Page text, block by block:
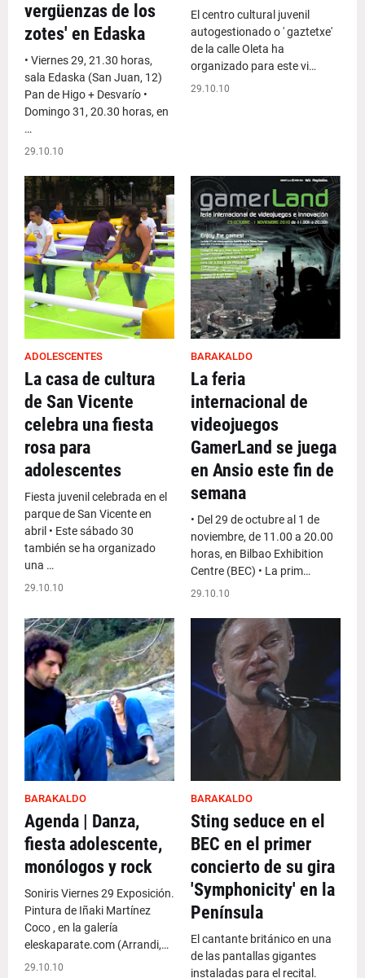
vergüenzas de los
zotes' en Edaska
• Viernes 29, 21.30 horas,
sala Edaska (San Juan, 12)
Pan de Higo + Desvarío •
Domingo 31, 20.30 horas, en
…
29.10.10
El centro cultural juvenil
autogestionado o ' gaztetxe'
de la calle Oleta ha
organizado para este vi…
29.10.10
ADOLESCENTES
La casa de cultura
de San Vicente
celebra una fiesta
rosa para
adolescentes
Fiesta juvenil celebrada en el
parque de San Vicente en
abril • Este sábado 30
también se ha organizado
una …
29.10.10
BARAKALDO
La feria
internacional de
videojuegos
GamerLand se juega
en Ansio este fin de
semana
• Del 29 de octubre al 1 de
noviembre, de 11.00 a 20.00
horas, en Bilbao Exhibition
Centre (BEC) • La prim…
29.10.10
BARAKALDO
Agenda | Danza,
fiesta adolescente,
monólogos y rock
Soniris Viernes 29 Exposición.
Pintura de Iñaki Martínez
Coco , en la galería
eleskaparate.com (Arrandi,…
29.10.10
BARAKALDO
Sting seduce en el
BEC en el primer
concierto de su gira
'Symphonicity' en la
Península
El cantante británico en una
de las pantallas gigantes
instaladas para el recital.